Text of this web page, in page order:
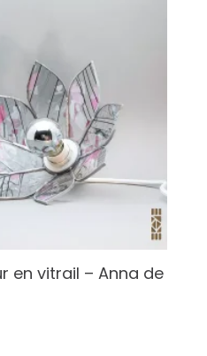
en vitrail – Anna de